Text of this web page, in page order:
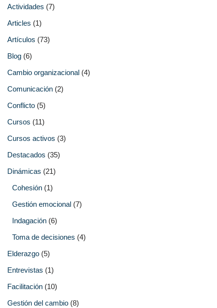
Actividades (7)
Articles (1)
Artículos (73)
Blog (6)
Cambio organizacional (4)
Comunicación (2)
Conflicto (5)
Cursos (11)
Cursos activos (3)
Destacados (35)
Dinámicas (21)
Cohesión (1)
Gestión emocional (7)
Indagación (6)
Toma de decisiones (4)
Elderazgo (5)
Entrevistas (1)
Facilitación (10)
Gestión del cambio (8)